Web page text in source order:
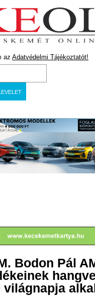
az Adatvédelmi Tájékoztatót!
Bodon Pál
világnapja